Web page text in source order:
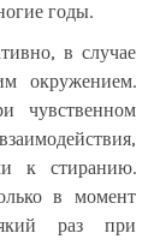
годы.
в случае
окружением.
чувственном
к стиранию.
в момент
раз при